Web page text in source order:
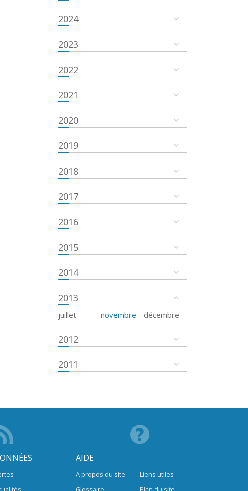
2024
2023
2022
2021
2020
2019
2018
2017
2016
2015
2014
2013
juillet novembre décembre
2012
2011
AIDE
A propos du site
Liens utiles